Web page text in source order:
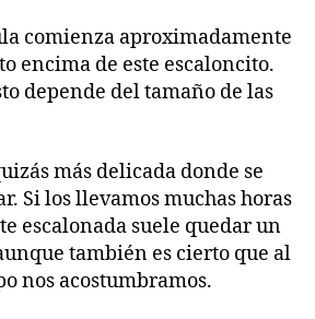
comienza aproximadamente
encima de este escaloncito.
depende del tamaño de las
más delicada donde se
Si los llevamos muchas horas
escalonada suele quedar un
también es cierto que al
nos acostumbramos.